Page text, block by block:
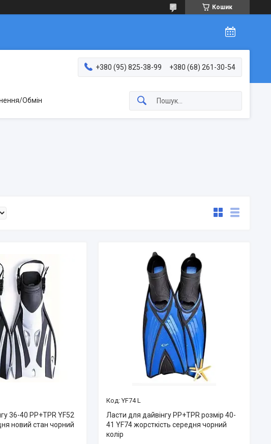
Кошик
+380 (95) 825-38-99 +380 (68) 261-30-54
Обмін
36-40 PP+TPR YF52
новий стан чорний
YF74 L
Ласти для дайвінгу PP+TPR розмір 40-
41 YF74 жорсткість середня чорний
колір